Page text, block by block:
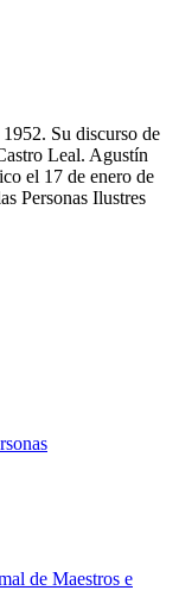
Su discurso de
Leal. Agustín
el 17 de enero de
Personas Ilustres